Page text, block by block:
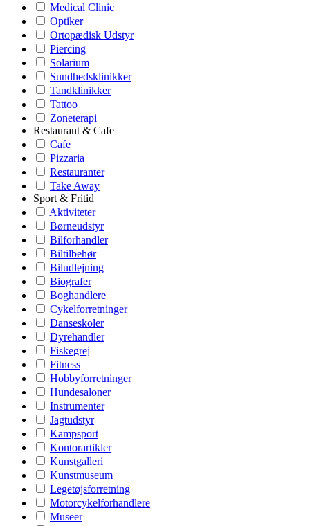
Medical Clinic
Optiker
Ortopædisk Udstyr
Piercing
Solarium
Sundhedsklinikker
Tandklinikker
Tattoo
Zoneterapi
Restaurant & Cafe
Cafe
Pizzaria
Restauranter
Take Away
Sport & Fritid
Aktiviteter
Børneudstyr
Bilforhandler
Biltilbehør
Biludlejning
Biografer
Boghandlere
Cykelforretninger
Danseskoler
Dyrehandler
Fiskegrej
Fitness
Hobbyforretninger
Hundesaloner
Instrumenter
Jagtudstyr
Kampsport
Kontorartikler
Kunstgalleri
Kunstmuseum
Legetøjsforretning
Motorcykelforhandlere
Museer